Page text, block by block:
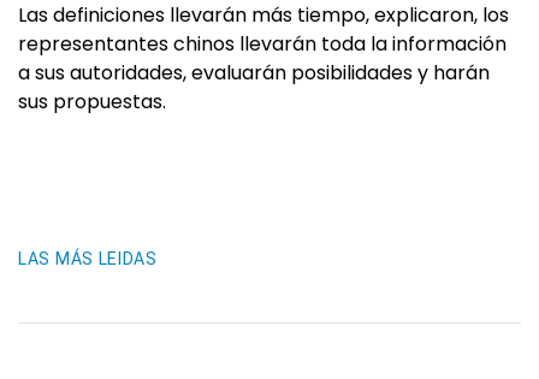
Las definiciones llevarán más tiempo, explicaron, los
representantes chinos llevarán toda la información
a sus autoridades, evaluarán posibilidades y harán
sus propuestas.
LAS MÁS LEIDAS